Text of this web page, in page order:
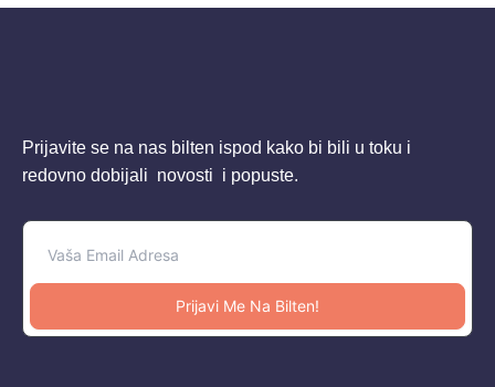
Prijavite se na nas bilten ispod kako bi bili u toku i
redovno dobijali novosti i popuste.
Prijavi Me Na Bilten!